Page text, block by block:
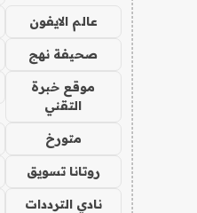
عالم الايفون
صحيفة نهج
موقع خبرة
التقني
متورخ
روتانا تسويق
نادي الترددات